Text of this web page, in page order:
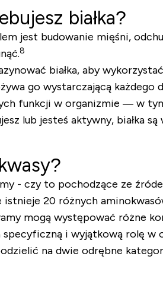
białka?
jest budowanie mięśni,
8
białka, aby
go wystarczającą każdego
funkcji w organizmie — w
lub jesteś aktywny, białka są
- czy to pochodzące ze
istnieje 20 różnych
mogą występować różne
specyficzną i wyjątkową rolę w
na dwie odrębne